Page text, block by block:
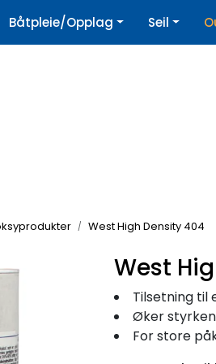
| Nyhetsbrev
Båtpleie/Opplag Seil
West High Density 404
West
Tilsetning til
Øker styrken
For store